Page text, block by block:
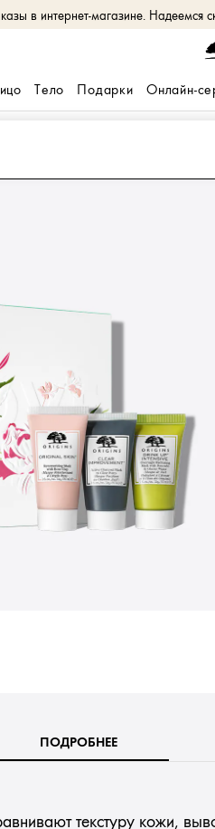
в интернет-магазине. Надеемся
Тело Подарки Онлайн-
ПОДРОБНЕЕ
текстуру кожи,